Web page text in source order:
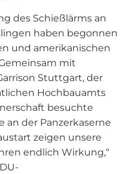
des Schießlärms an
haben begonnen
und amerikanischen
mit
Stuttgart, der
Hochbauamts
besuchte
an der Panzerkaserne
zeigen unsere
endlich Wirkung,“